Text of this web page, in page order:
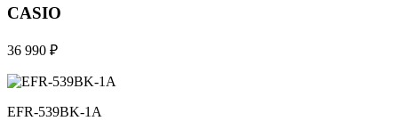
CASIO
36 990 ₽
EFR-539BK-1A